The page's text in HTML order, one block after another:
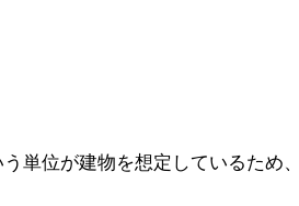
単位が建物を想定しているため